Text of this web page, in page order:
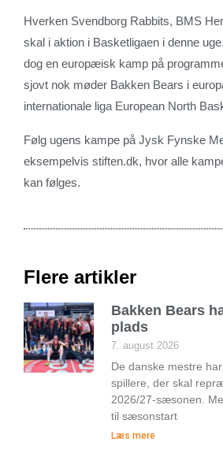
Hverken Svendborg Rabbits, BMS
skal i aktion i Basketligaen i denne
dog en europæisk kamp på
sjovt nok møder Bakken Bears i
internationale liga European North
Følg ugens kampe på Jysk Fynske
eksempelvis stiften.dk, hvor alle
kan følges.
Flere artikler
Bakken Bears
plads
7. august 2026
De danske mestre
spillere, der skal
2026/27-sæsonen.
til sæsonstart
Læs mere